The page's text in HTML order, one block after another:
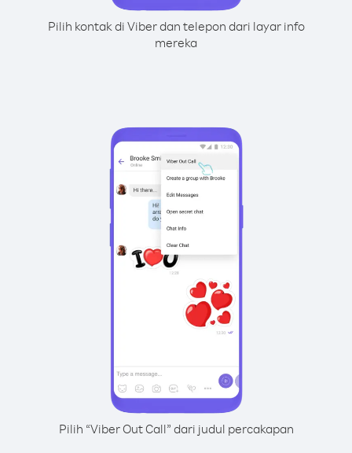
Pilih kontak di Viber dan telepon dari layar info
mereka
Pilih “Viber Out Call” dari judul percakapan